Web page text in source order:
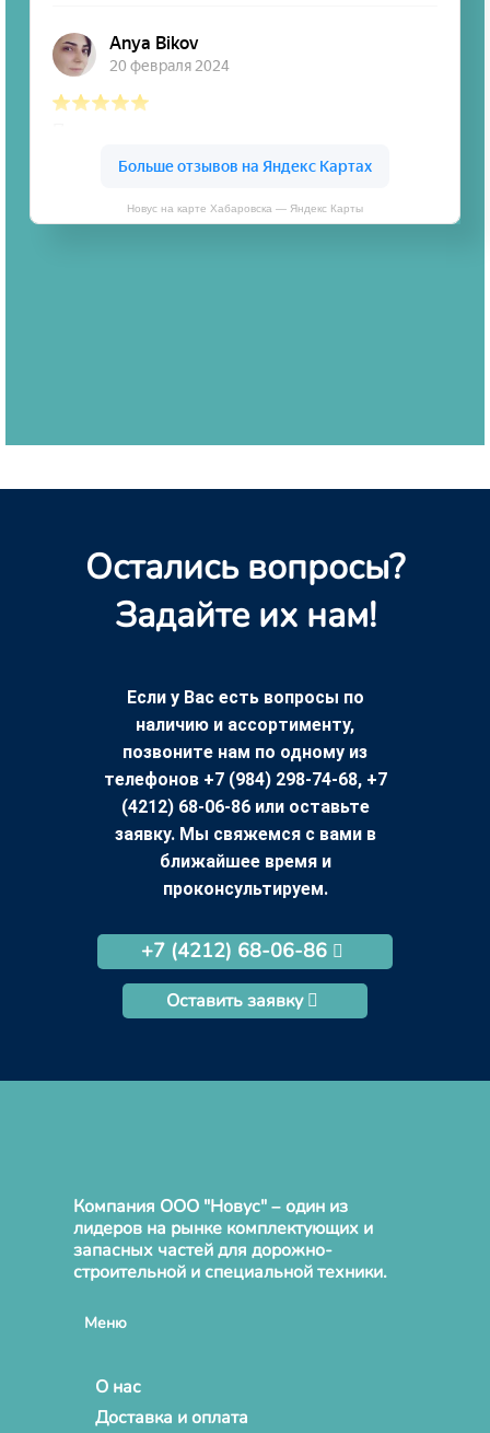
Новус на карте Хабаровска — Яндекс Карты
Остались вопросы?
Задайте их нам!
Если у Вас есть вопросы по
наличию и ассортименту,
позвоните нам по одному из
телефонов +7 (984) 298-74-68, +7
(4212) 68-06-86 или оставьте
заявку. Мы свяжемся с вами в
ближайшее время и
проконсультируем.
+7 (4212) 68-06-86
Оставить заявку
Компания ООО "Новус" – один из
лидеров на рынке комплектующих и
запасных частей для дорожно-
строительной и специальной техники.
Меню
О нас
Доставка и оплата